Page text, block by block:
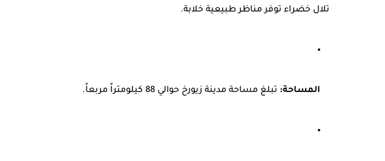
تلال خضراء توفر مناظر طبيعية خلابة.
المساحة: تبلغ مساحة مدينة زيورخ حوالي 88 كيلومتراً مربعاً.